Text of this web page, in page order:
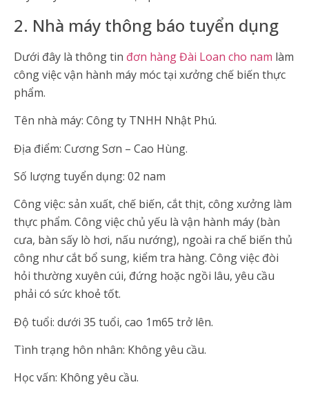
2. Nhà máy thông báo tuyển dụng
Dưới đây là thông tin đơn hàng Đài Loan cho nam làm
công việc vận hành máy móc tại xưởng chế biến thực
phẩm.
Tên nhà máy: Công ty TNHH Nhật Phú.
Địa điểm: Cương Sơn – Cao Hùng.
Số lượng tuyển dụng: 02 nam
Công việc: sản xuất, chế biến, cắt thịt, công xưởng làm
thực phẩm. Công việc chủ yếu là vận hành máy (bàn
cưa, bàn sấy lò hơi, nấu nướng), ngoài ra chế biến thủ
công như cắt bổ sung, kiểm tra hàng. Công việc đòi
hỏi thường xuyên cúi, đứng hoặc ngồi lâu, yêu cầu
phải có sức khoẻ tốt.
Độ tuổi: dưới 35 tuổi, cao 1m65 trở lên.
Tình trạng hôn nhân: Không yêu cầu.
Học vấn: Không yêu cầu.